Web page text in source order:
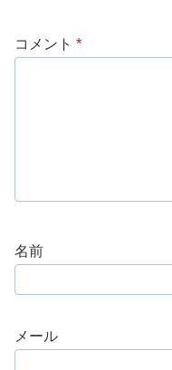
コメント *
名前
メール